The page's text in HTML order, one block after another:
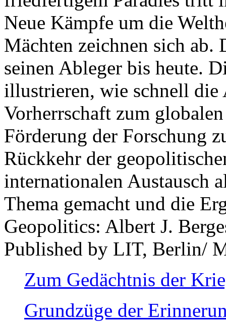
Neue Kämpfe um die
Mächten zeichnen sich
seinen Ableger bis heute.
illustrieren, wie schnell die
Vorherrschaft zum
Förderung der Forschung
Rückkehr der
internationalen Austausch
Thema gemacht und die
Geopolitics: Albert J.
Published by LIT, Berlin/
Zum Gedächtnis der
Grundzüge der